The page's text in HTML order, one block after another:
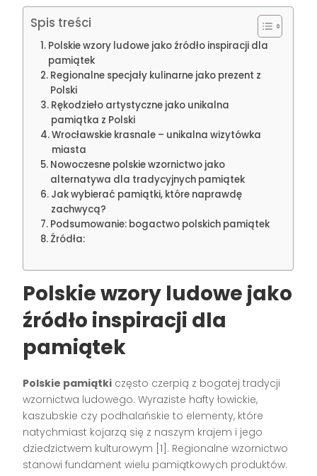
Spis treści
Polskie wzory ludowe jako źródło inspiracji dla
pamiątek
Regionalne specjały kulinarne jako prezent z
Polski
Rękodzieło artystyczne jako unikalna
pamiątka z Polski
Wrocławskie krasnale – unikalna wizytówka
miasta
Nowoczesne polskie wzornictwo jako
alternatywa dla tradycyjnych pamiątek
Jak wybierać pamiątki, które naprawdę
zachwycą?
Podsumowanie: bogactwo polskich pamiątek
Źródła:
Polskie wzory ludowe jako
źródło inspiracji dla
pamiątek
Polskie pamiątki często czerpią z bogatej tradycji
wzornictwa ludowego. Wyraziste hafty łowickie,
kaszubskie czy podhalańskie to elementy, które
natychmiast kojarzą się z naszym krajem i jego
dziedzictwem kulturowym [1]. Regionalne wzornictwo
stanowi fundament wielu pamiątkowych produktów.